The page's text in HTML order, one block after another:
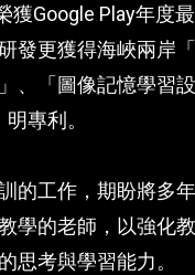
獲Google Play年度
發更獲得海峽兩岸
、「圖像記憶學習
明專利。
的工作，期盼將多
學的老師，以強化
思考與學習能力。